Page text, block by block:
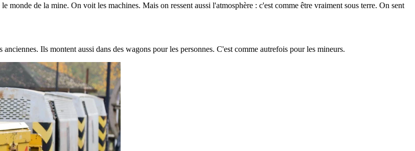
de la mine. On voit les machines. Mais on ressent aussi l'atmosphère : c'est comme être vraiment sous terre. On sent
Ils montent aussi dans des wagons pour les personnes. C'est comme autrefois pour les mineurs.